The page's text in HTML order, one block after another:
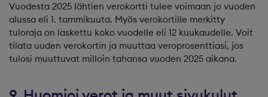
Vuodesta 2025 lähtien verokortti tulee voimaan jo vuoden
alussa eli 1. tammikuuta. Myös verokortille merkitty
tuloraja on laskettu koko vuodelle eli 12 kuukaudelle. Voit
tilata uuden verokortin ja muuttaa veroprosenttiasi, jos
tulosi muuttuvat milloin tahansa vuoden 2025 aikana.